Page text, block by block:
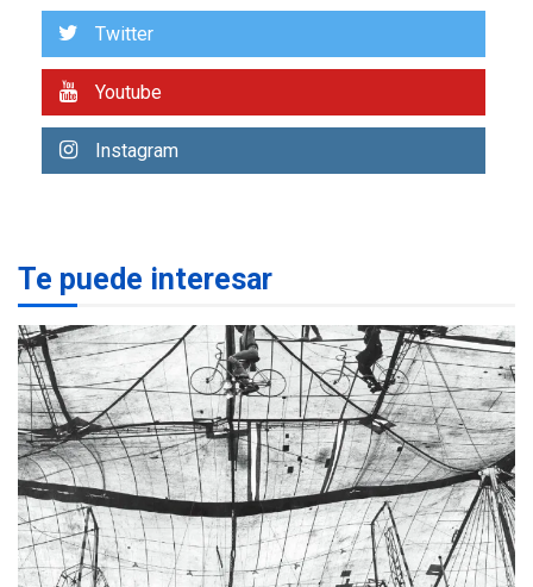
7
2
Margarita será sede de
para aprender a atender
adultos mayores
3
REGIONALES ÚLTIMA HORA
Mariño fortalece capacidad
operativa con flota
vehicular de 60 unidades
adquiridas en un año de
gestión
REGIONALES ÚLTIMA HORA
Twitter
Youtube
Instagram
Te puede interesar